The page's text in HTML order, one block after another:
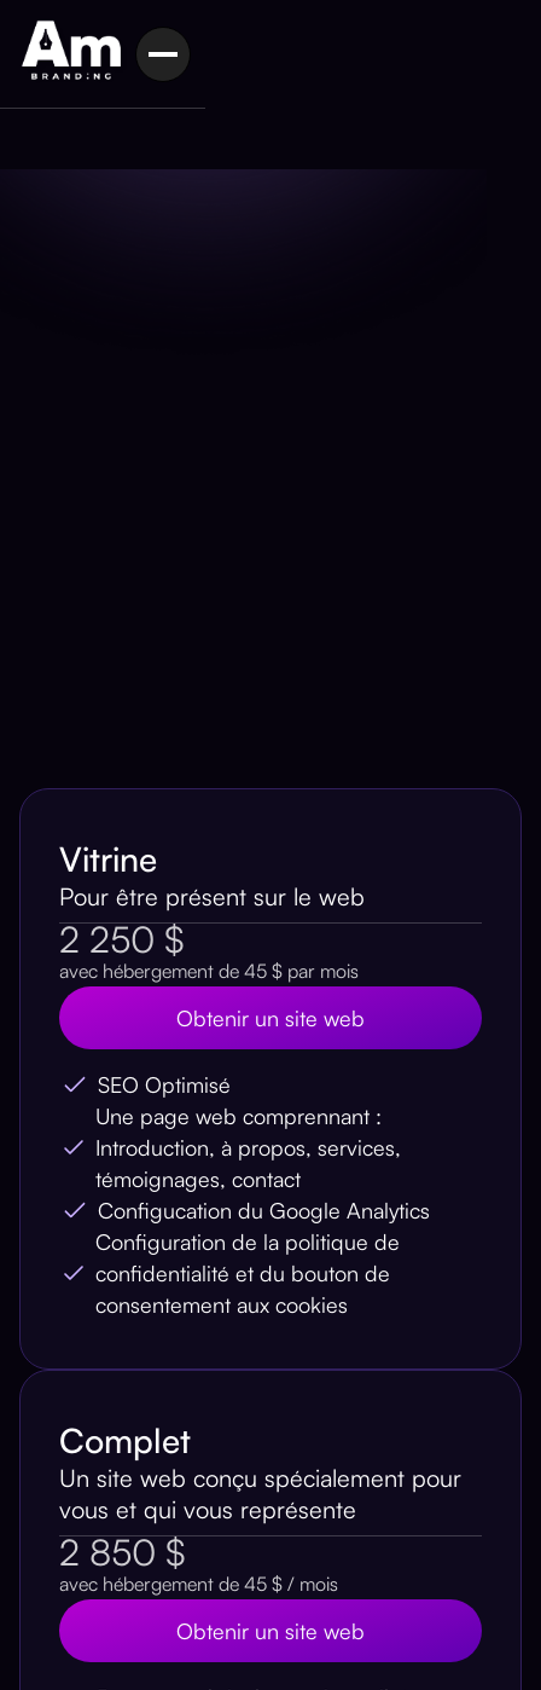
Vitrine
Pour être présent sur le web
2 250 $
avec hébergement de 45 $ par mois
Obtenir un site web
SEO Optimisé
Une page web comprennant :
Introduction, à propos, services,
témoignages, contact
Configucation du Google Analytics
Configuration de la politique de
confidentialité et du bouton de
consentement aux cookies
Complet
Un site web conçu spécialement pour
vous et qui vous représente
2 850 $
avec hébergement de 45 $ / mois
Obtenir un site web